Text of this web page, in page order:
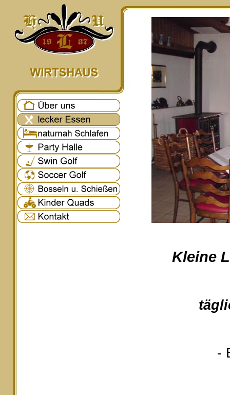
Kleine
-